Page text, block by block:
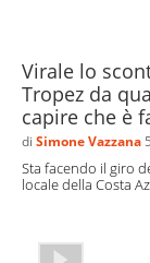
Virale lo
Tropez da
capire che è
di Simone Vazzana
Sta facendo il giro
locale della Costa